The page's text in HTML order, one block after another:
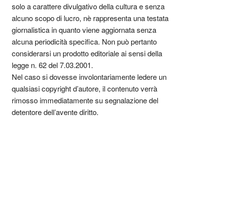
solo a carattere divulgativo della cultura e senza
alcuno scopo di lucro, nè rappresenta una testata
giornalistica in quanto viene aggiornata senza
alcuna periodicità specifica. Non può pertanto
considerarsi un prodotto editoriale ai sensi della
legge n. 62 del 7.03.2001.
Nel caso si dovesse involontariamente ledere un
qualsiasi copyright d’autore, il contenuto verrà
rimosso immediatamente su segnalazione del
detentore dell’avente diritto.